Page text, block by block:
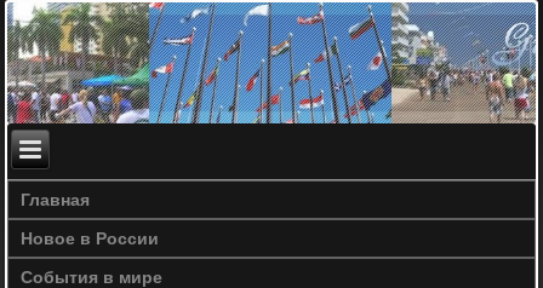
Главная
Новое в России
События в мире